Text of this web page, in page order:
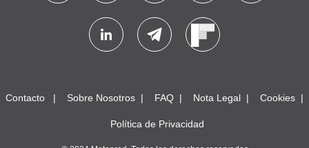
Contacto Sobre Nosotros FAQ Nota Legal Cookies
Política de Privacidad